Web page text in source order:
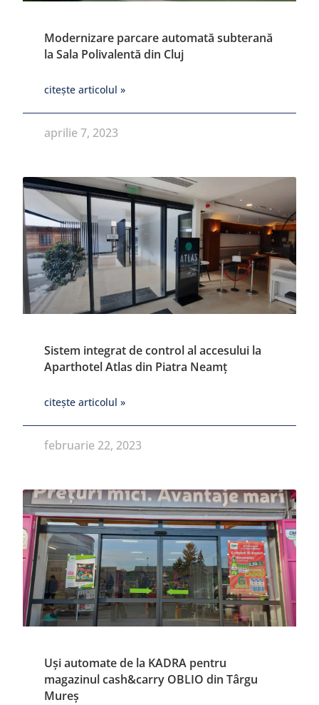
Modernizare parcare automată subterană
la Sala Polivalentă din Cluj
citește articolul »
aprilie 7, 2023
Sistem integrat de control al accesului la
Aparthotel Atlas din Piatra Neamț
citește articolul »
februarie 22, 2023
Uși automate de la KADRA pentru
magazinul cash&carry OBLIO din Târgu
Mureș